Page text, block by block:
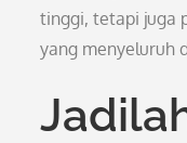
tinggi, tetapi juga
yang menyeluruh